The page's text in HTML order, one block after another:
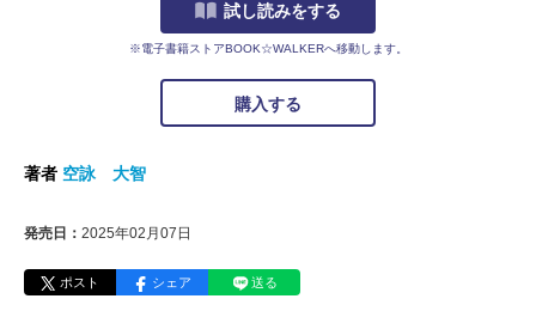
試し読みをする
※電子書籍ストアBOOK☆WALKERへ移動します。
購入する
著者 空詠 大智
発売日： 2025年02月07日
ポスト シェア 送る